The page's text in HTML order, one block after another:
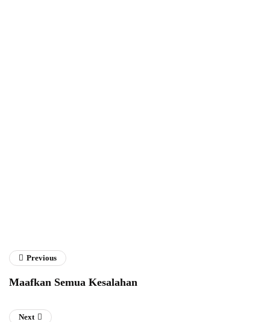
Previous
Maafkan Semua Kesalahan
Next